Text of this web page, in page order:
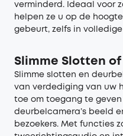
verminderd. Ideaal voor
helpen ze u op de
gebeurt, zelfs in
Slimme Slotten
Slimme slotten en
van verdediging van uw
toe om toegang te geven
deurbelcamera’s beeld
bezoekers. Met functies